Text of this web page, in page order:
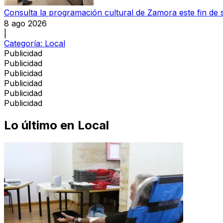
Consulta la programación cultural de Zamora este fin de
8 ago 2026
Categoría: Local
Publicidad
Publicidad
Publicidad
Publicidad
Publicidad
Publicidad
Lo último en Local